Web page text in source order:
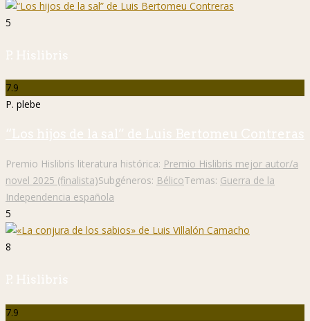
5
P. Hislibris
7.9
P. plebe
“Los hijos de la sal” de Luis Bertomeu Contreras
Premio Hislibris literatura histórica: Premio Hislibris mejor autor/a
novel 2025 (finalista)Subgéneros: BélicoTemas: Guerra de la
Independencia española
5
8
P. Hislibris
7.9